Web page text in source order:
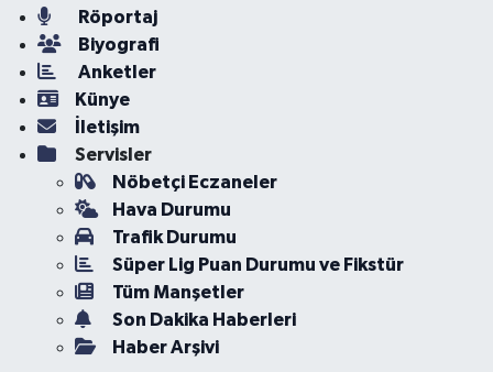
Röportaj
Biyografi
Anketler
Künye
İletişim
Servisler
Nöbetçi Eczaneler
Hava Durumu
Trafik Durumu
Süper Lig Puan Durumu ve Fikstür
Tüm Manşetler
Son Dakika Haberleri
Haber Arşivi